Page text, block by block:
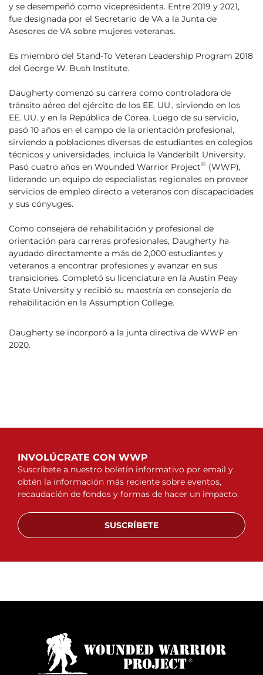
y se desempeñó como vicepresidenta. Entre 2019 y 2021,
fue designada por el Secretario de VA a la Junta de
Asesores de VA sobre mujeres veteranas.
Es miembro del Stand-To Veteran Leadership Program 2018
del George W. Bush Institute.
Daugherty comenzó su carrera como controladora de
tránsito aéreo del ejército de los EE. UU., sirviendo en los
EE. UU. y en la República de Corea. Luego de su servicio,
pasó 10 años en el campo de la orientación profesional,
sirviendo a poblaciones diversas de estudiantes en colegios
técnicos y universidades, incluida la Vanderbilt University.
Pasó cuatro años en Wounded Warrior Project® (WWP),
liderando un equipo de especialistas regionales en proveer
servicios de empleo directo a veteranos con discapacidades
y sus cónyuges.
Como consejera de rehabilitación y profesional de
orientación para carreras profesionales, Daugherty ha
ayudado directamente a más de 2,000 estudiantes y
veteranos a encontrar profesiones y avanzar en sus
transiciones. Completó su licenciatura en la Austin Peay
State University y recibió su maestría en consejería de
rehabilitación en la Assumption College.
Daugherty se incorporó a la junta directiva de WWP en
2020.
INVOLÚCRATE CON WWP
Suscríbete a nuestro boletín informativo por email y
obtén la información más reciente sobre eventos,
recaudación de fondos y formas de hacer un impacto.
SUSCRÍBETE